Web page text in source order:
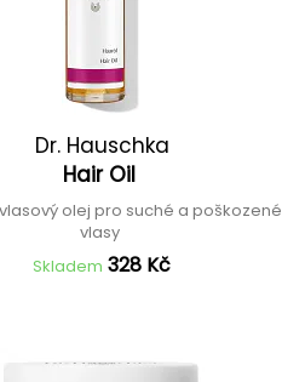
Dr. Hauschka
Hair Oil
olej pro suché a poškozené
vlasy
Skladem 328 Kč